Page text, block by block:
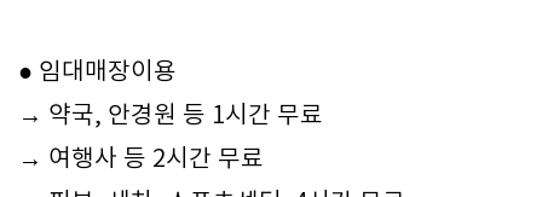
● 임대매장이용
→ 약국, 안경원 등 1시간 무료
→ 여행사 등 2시간 무료